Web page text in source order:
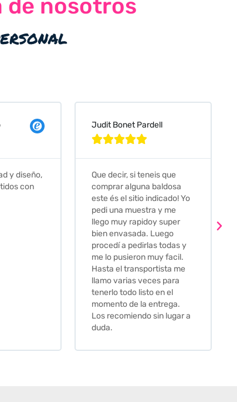
de nosotros
y diseño,
con
Judit Bonet Pardell

Que decir, si teneis que
comprar alguna baldosa
este és el sitio indicado! Yo
pedi una muestra y me
llego muy rapidoy super
bien envasada. Luego
procedí a pedirlas todas y
me lo pusieron muy facil.
Hasta el transportista me
llamo varias veces para
tenerlo todo listo en el
momento de la entrega.
Los recomiendo sin lugar a
duda.